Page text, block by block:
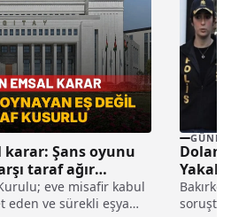
karar: Şans oyunu
taraf ağır
eve misafir kabul
eden ve sürekli eşya